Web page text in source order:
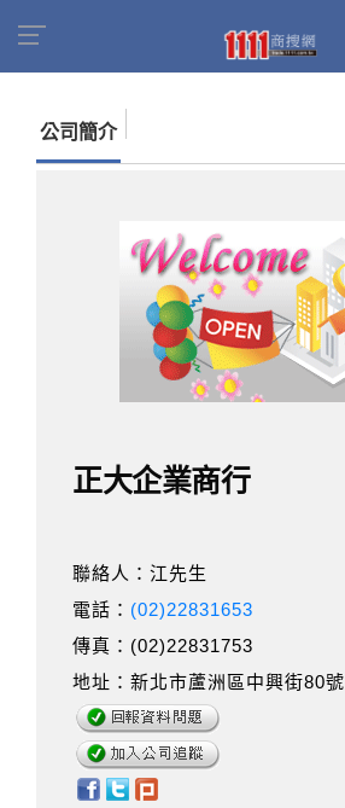
公司簡介
正大企業商行
聯絡人：江先生
電話： (02)22831653
傳真：(02)22831753
地址：新北市蘆洲區中興街80號